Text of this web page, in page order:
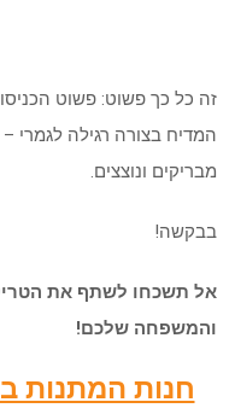
זה כל כך פשוט: פשוט
המדיח בצורה רגילה לגמרי
מבריקים ונוצצים.
בבקשה!
אל תשכחו לשתף את
והמשפחה שלכם!
חנות המתנות